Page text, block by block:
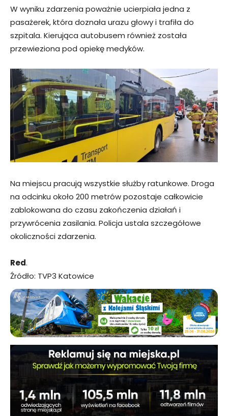
W wyniku zdarzenia poważnie ucierpiała jedna z
pasażerek, która doznała urazu głowy i trafiła do
szpitala. Kierująca autobusem również została
przewieziona pod opiekę medyków.
Na miejscu pracują wszystkie służby ratunkowe. Droga
na odcinku około 200 metrów pozostaje całkowicie
zablokowana do czasu zakończenia działań i
przywrócenia zasilania. Policja ustala szczegółowe
okoliczności zdarzenia.
Red.
Źródło: TVP3 Katowice